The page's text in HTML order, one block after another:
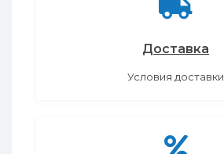
Доставка
Условия доставки